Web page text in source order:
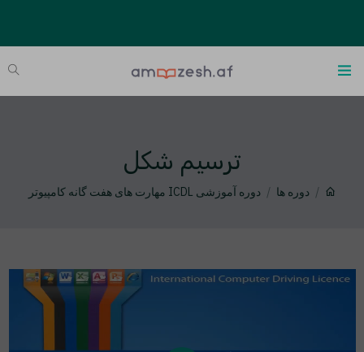
ترسیم شکل
دوره ها دوره آموزشی ICDL مهارت های هفت گانه کامپیوتر